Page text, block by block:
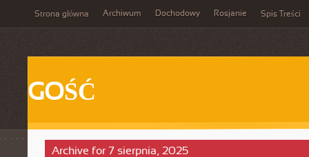
Strona główna Archiwum Dochodowy Rosjanie Spis Treści
GOŚĆ
Archive for 7 sierpnia, 2025